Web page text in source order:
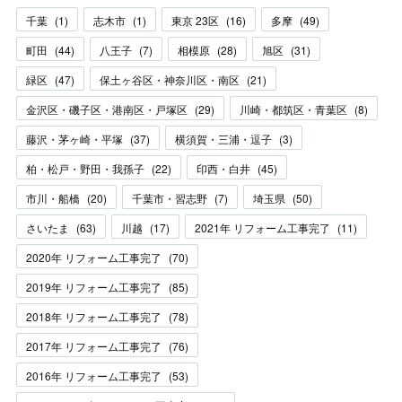
千葉 (1) 志木市 (1) 東京 23区 (16) 多摩 (49)
町田 (44) 八王子 (7) 相模原 (28) 旭区 (31)
緑区 (47) 保土ヶ谷区・神奈川区・南区 (21)
金沢区・磯子区・港南区・戸塚区 (29) 川崎・都筑区・青葉区 (8)
藤沢・茅ヶ崎・平塚 (37) 横須賀・三浦・逗子 (3)
柏・松戸・野田・我孫子 (22) 印西・白井 (45)
市川・船橋 (20) 千葉市・習志野 (7) 埼玉県 (50)
さいたま
(63) 川越 (17) 2021年 リフォーム工事完了 (11)
2020年 リフォーム工事完了
(70)
2019年 リフォーム工事完了
(85)
2018年 リフォーム工事完了
(78)
2017年 リフォーム工事完了
(76)
2016年 リフォーム工事完了
(53)